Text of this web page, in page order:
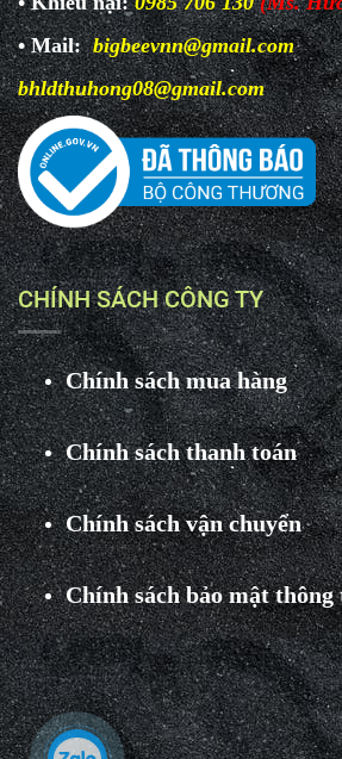
• Mail:bigbeevnn@gmail.com
bhldthuhong08@gmail.com
CHÍNH SÁCH CÔNG TY
Chính sách mua hàng
Chính sách thanh toán
Chính sách vận chuyển
Chính sách bảo mật